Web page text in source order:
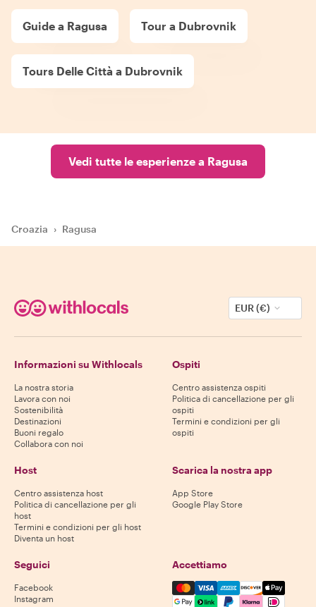
Guide a Ragusa Tour a Dubrovnik
Tours Delle Città a Dubrovnik
Vedi tutte le esperienze a Ragusa
Croazia › Ragusa
EUR (€)
Informazioni su Withlocals
La nostra storia
Lavora con noi
Sostenibilità
Destinazioni
Buoni regalo
Collabora con noi
Ospiti
Centro assistenza ospiti
Politica di cancellazione per gli
ospiti
Termini e condizioni per gli
ospiti
Host
Centro assistenza host
Politica di cancellazione per gli
host
Termini e condizioni per gli host
Diventa un host
Scarica la nostra app
App Store
Google Play Store
Seguici
Facebook
Instagram
Accettiamo
Mastercard, Visa, Amex,